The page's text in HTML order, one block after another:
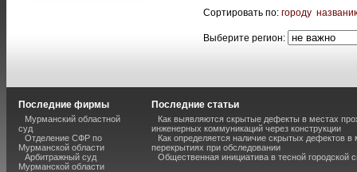
Сортировать по: городу
Выберите регион:
Последние фирмы
Мурманский областной
суд
Отделение СФР по
Мурманской области
Арбитражный суд
Мурманской области
Последние статьи
Как выявляются скрытые дефекты в местах
инженерных коммуникаций через конструкции
Как определяется наличие скрытых дефектов
перекрытиях при обследовании
Общественная инициатива в тесной городской